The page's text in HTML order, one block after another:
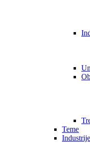
Teme
Industrije